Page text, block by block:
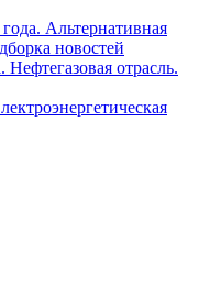
Альтернативная
новостей
отрасль.